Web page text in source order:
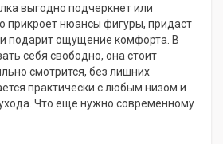
выгодно подчеркнет или
прикроет нюансы фигуры, придаст
и подарит ощущение комфорта. В
себя свободно, она стоит
смотрится, без лишних
практически с любым низом и
Что еще нужно современному